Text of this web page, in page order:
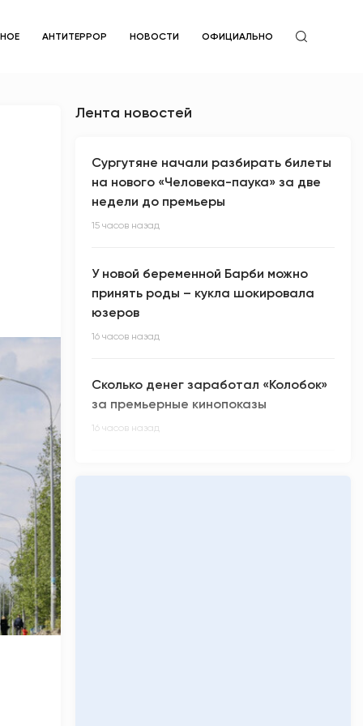
АНТИТЕРРОР НОВОСТИ ОФИЦИАЛЬНО
Лента новостей
Сургутяне начали разбирать билеты
на нового «Человека-паука» за две
недели до премьеры
15 часов назад
У новой беременной Барби можно
принять роды – кукла шокировала
юзеров
16 часов назад
Сколько денег заработал «Колобок»
за премьерные кинопоказы
16 часов назад